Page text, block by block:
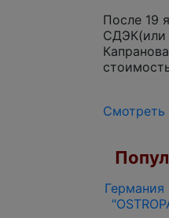
После 19
СДЭК(или
Смотреть
Германия